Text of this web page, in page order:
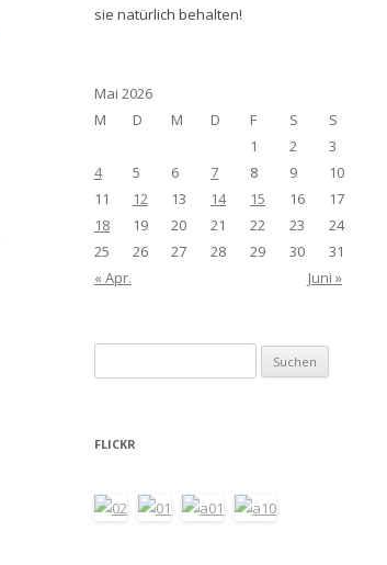
sie natürlich behalten!
Mai 2026
M
D M D F S
S
1
2
3
4
5 6 7 8 9
10
11
12 13 14 15 16
17
18
19 20 21 22 23
24
25
26 27 28 29 30
31
« Apr.
Juni »
nach:
FLICKR